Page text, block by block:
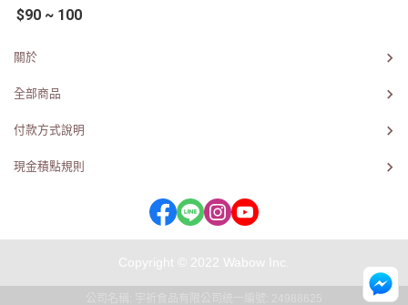
$90 ~ 100
關於
全部商品
付款方式說明
現金積點規則
Copyright © 2022 Wabow Inc.